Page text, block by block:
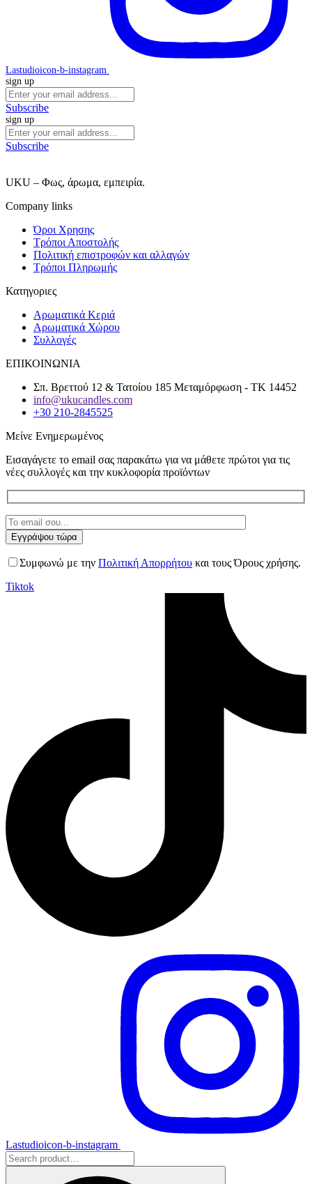
Lastudioicon-b-instagram
sign up
Subscribe
sign up
Subscribe
UKU – Φως, άρωμα, εμπειρία.
Company links
Όροι Χρησης
Τρόποι Αποστολής
Πολιτική επιστροφών και αλλαγών
Τρόποι Πληρωμής
Κατηγοριες
Αρωματικά Κεριά
Αρωματικά Χώρου
Συλλογές
ΕΠΙΚΟΙΝΩΝΙΑ
Σπ. Βρεττού 12 & Τατοίου 185 Μεταμόρφωση - ΤΚ 14452
info@ukucandles.com
+30 210-2845525
Μείνε Ενημερωμένος
Εισαγάγετε το email σας παρακάτω για να μάθετε πρώτοι για τις
νέες συλλογές και την κυκλοφορία προϊόντων
Συμφωνώ με την Πολιτική Απορρήτου και τους Όρους χρήσης.
Tiktok
Lastudioicon-b-instagram